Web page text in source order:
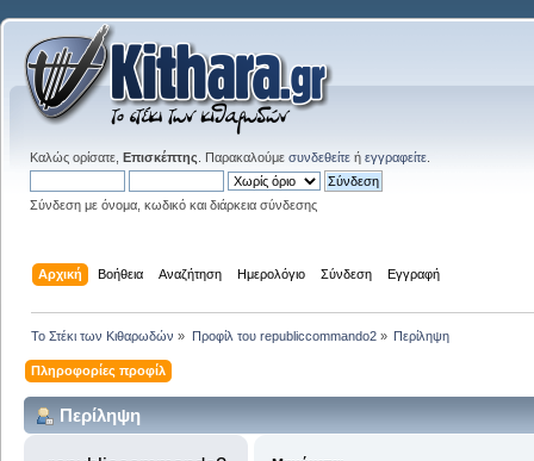
Καλώς ορίσατε, Επισκέπτης . Παρακαλούμε συνδεθείτε ή εγγραφείτε
Σύνδεση με όνομα, κωδικό και διάρκεια σύνδεσης
Αρχική Βοήθεια Αναζήτηση Ημερολόγιο Σύνδεση Εγγραφή
Το Στέκι των Κιθαρωδών » Προφίλ του republiccommando2» Περίληψη
Πληροφορίες προφίλ
Περίληψη